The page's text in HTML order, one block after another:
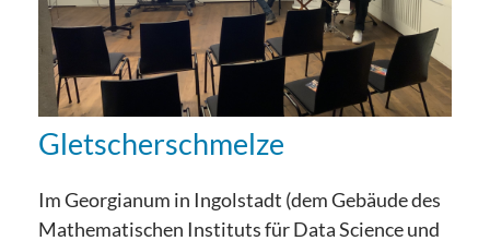
Gletscherschmelze
Im Georgianum in Ingolstadt (dem Gebäude des
Mathematischen Instituts für Data Science und